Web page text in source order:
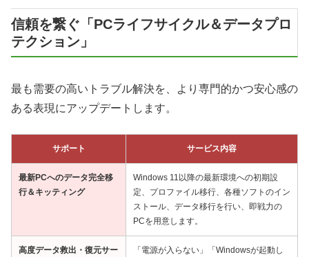
信頼を繋ぐ「PCライフサイクル＆データプロ
テクション」
最も需要の高いトラブル解決を、より専門的かつ安心感の
ある表現にアップデートします。
サポート サービス内容
最新PCへのデータ完全移
行＆キッティング
Windows 11以降の最新環境への初期設
定、プロファイル移行、各種ソフトのイン
ストール、データ移行を行い、即戦力の
PCを用意します。
高度データ救出・復元サー
「電源が入らない」「Windowsが起動し